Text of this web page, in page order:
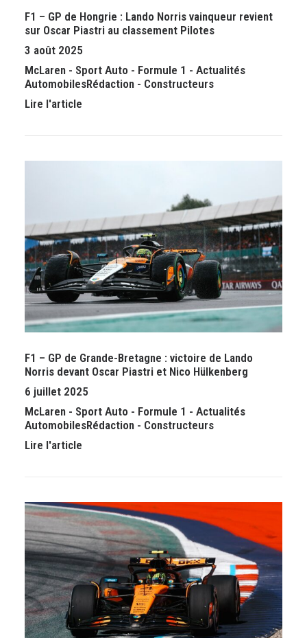
F1 – GP de Hongrie : Lando Norris vainqueur revient
sur Oscar Piastri au classement Pilotes
3 août 2025
McLaren - Sport Auto - Formule 1 - Actualités
AutomobilesRédaction - Constructeurs
Lire l'article
F1 – GP de Grande-Bretagne : victoire de Lando
Norris devant Oscar Piastri et Nico Hülkenberg
6 juillet 2025
McLaren - Sport Auto - Formule 1 - Actualités
AutomobilesRédaction - Constructeurs
Lire l'article